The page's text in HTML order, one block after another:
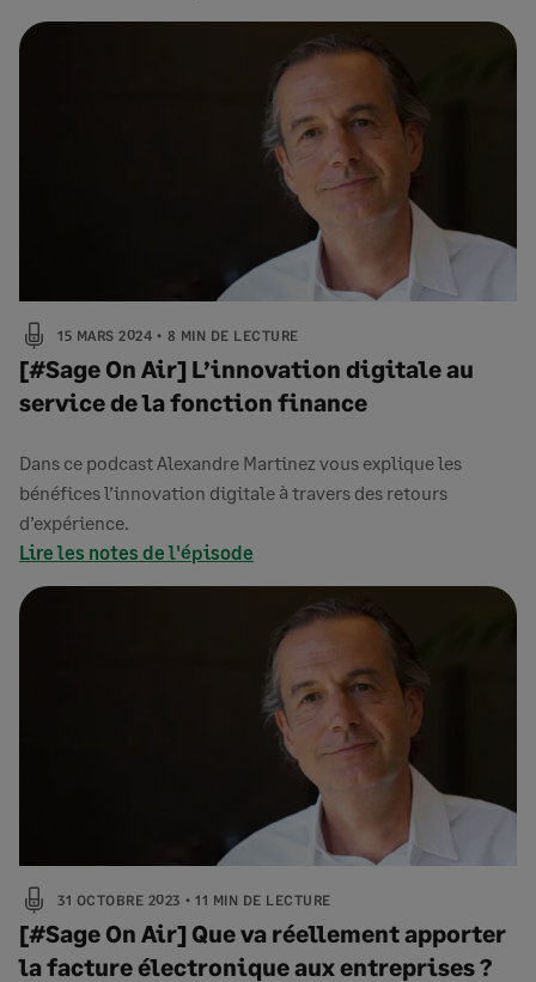
15 MARS 2024 8 MIN DE LECTURE
[#Sage On Air] L’innovation digitale au
service de la fonction finance
Dans ce podcast Alexandre Martinez vous explique les
bénéfices l’innovation digitale à travers des retours
d’expérience.
Lire les notes de l'épisode
31 OCTOBRE 2023 11 MIN DE LECTURE
[#Sage On Air] Que va réellement apporter
la facture électronique aux entreprises ?